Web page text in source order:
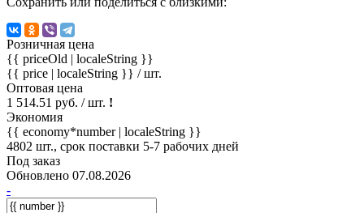
Розничная цена
{{ priceOld | localeString }}
{{ price | localeString }} / шт.
Оптовая цена
1 514.51 руб. / шт. !
Экономия
{{ economy*number | localeString }}
4802 шт., срок поставки 5-7 рабочих дней
Под заказ
Обновлено 07.08.2026
-